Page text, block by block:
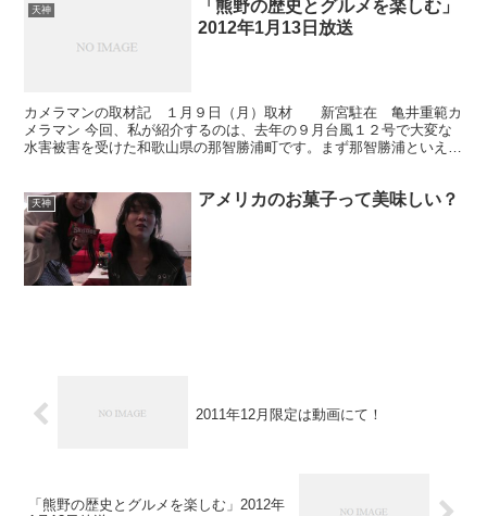
天神
「熊野の歴史とグルメを楽しむ」
2012年1月13日放送
カメラマンの取材記 １月９日（月）取材 新宮駐在 亀井重範カ
メラマン 今回、私が紹介するのは、去年の９月台風１２号で大変な
水害被害を受けた和歌山県の那智勝浦町です。まず那智勝浦といえば
天神 アメリカのお菓子って美味しい？
2011年12月限定は動画にて！
「熊野の歴史とグルメを楽しむ」2012年